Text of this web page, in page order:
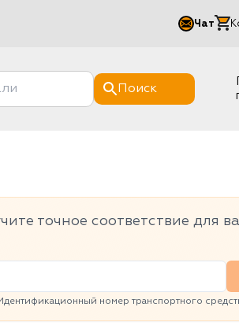
Чат
Поиск
точное соответствие для
номер транспортного